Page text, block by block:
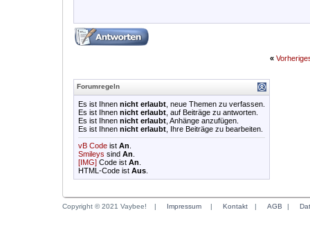
«
Forumregeln
Es ist Ihnen nicht erlaubt , neue Themen zu verfassen.
Es ist Ihnen nicht erlaubt , auf Beiträge zu antworten.
Es ist Ihnen nicht erlaubt , Anhänge anzufügen.
Es ist Ihnen nicht erlaubt , Ihre Beiträge zu bearbeiten.
vB Code ist An
Smileys sind An
[IMG] Code ist An
HTML-Code ist Aus
Copyright © 2021 Vaybee! | Impressum | Kontakt | AGB |